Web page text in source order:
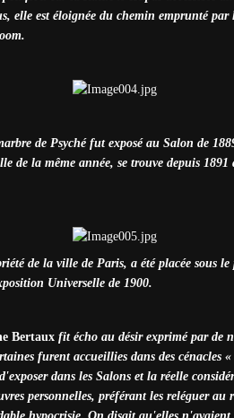
elle est éloignée du chemin emprunté
de Psyché fut exposé au Salon de
de la même année, se trouve depuis 1891
de la ville de Paris, a été placée sous
Universelle de 1900.
Bertaux fit écho au désir exprimé par de
furent accueillies dans des cénacles
dans les Salons et la réelle
personnelles, préférant les reléguer au